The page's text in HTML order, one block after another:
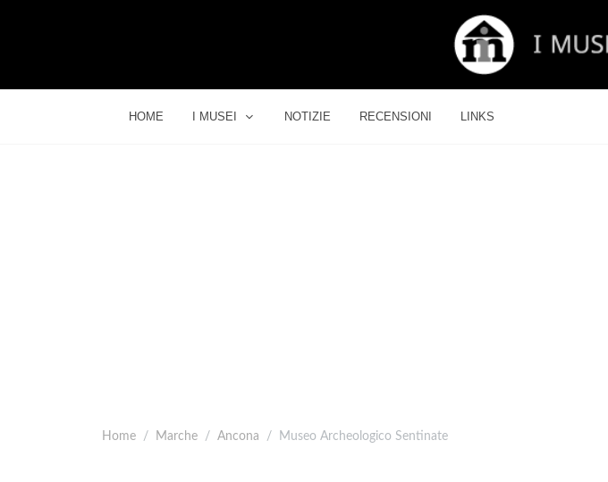
HOME I MUSEI NOTIZIE RECENSIONI LINKS
Home Marche Ancona Museo Archeologico Sentinate